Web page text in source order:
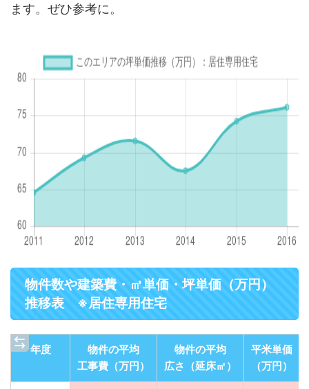
ます。ぜひ参考に。
物件数や建築費・㎡単価・坪単価（万円）
推移表 ※居住専用住宅
年度
物件の平均
工事費（万円）
物件の平均
広さ（延床㎡）
平米単価
（万円）